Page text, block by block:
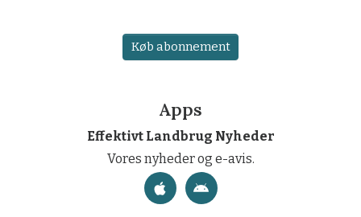
Køb abonnement
Apps
Effektivt Landbrug Nyheder
Vores nyheder og e-avis.